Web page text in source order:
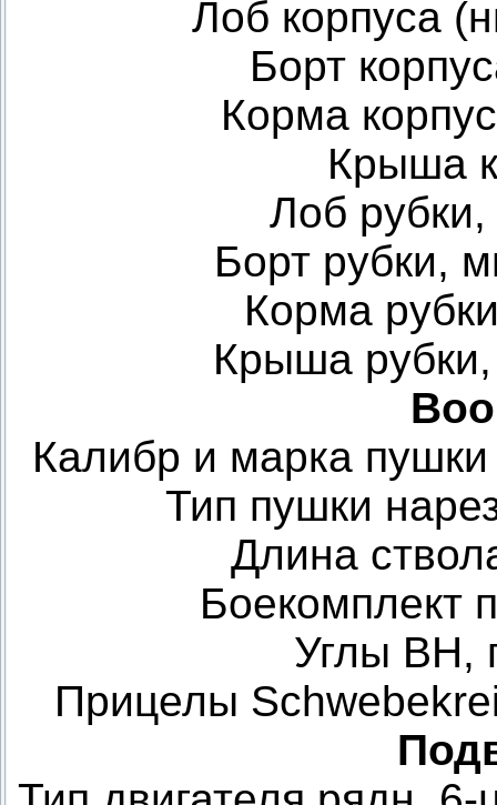
Лоб корпуса
Борт
Корма
Крыша
Лоб
Борт рубки,
Корма
Крыша
Калибр и марка
Тип пушки
Длина
Боекомплект
Углы ВН,
Прицелы